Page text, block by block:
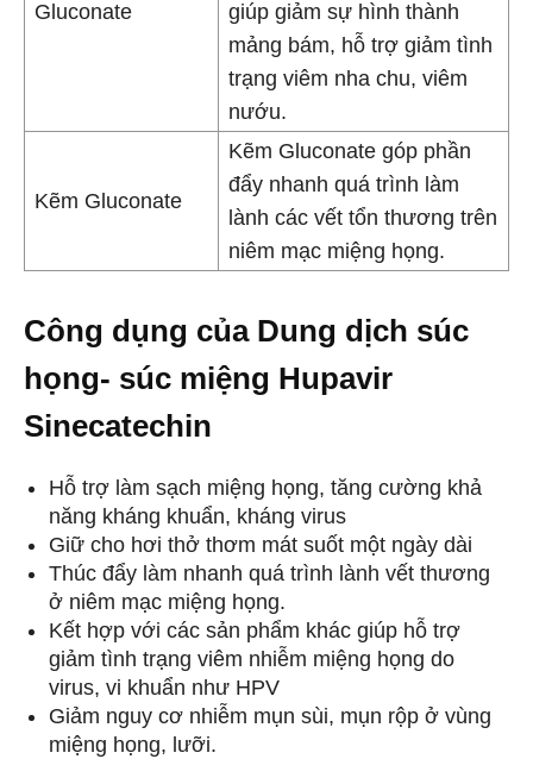
Gluconate
giúp giảm sự hình thành
mảng bám, hỗ trợ giảm tình
trạng viêm nha chu, viêm
nướu.
Kẽm Gluconate
Kẽm Gluconate góp phần
đẩy nhanh quá trình làm
lành các vết tổn thương trên
niêm mạc miệng họng.
Công dụng của Dung dịch súc
họng- súc miệng Hupavir
Sinecatechin
Hỗ trợ làm sạch miệng họng, tăng cường khả
năng kháng khuẩn, kháng virus
Giữ cho hơi thở thơm mát suốt một ngày dài
Thúc đẩy làm nhanh quá trình lành vết thương
ở niêm mạc miệng họng.
Kết hợp với các sản phẩm khác giúp hỗ trợ
giảm tình trạng viêm nhiễm miệng họng do
virus, vi khuẩn như HPV
Giảm nguy cơ nhiễm mụn sùi, mụn rộp ở vùng
miệng họng, lưỡi.